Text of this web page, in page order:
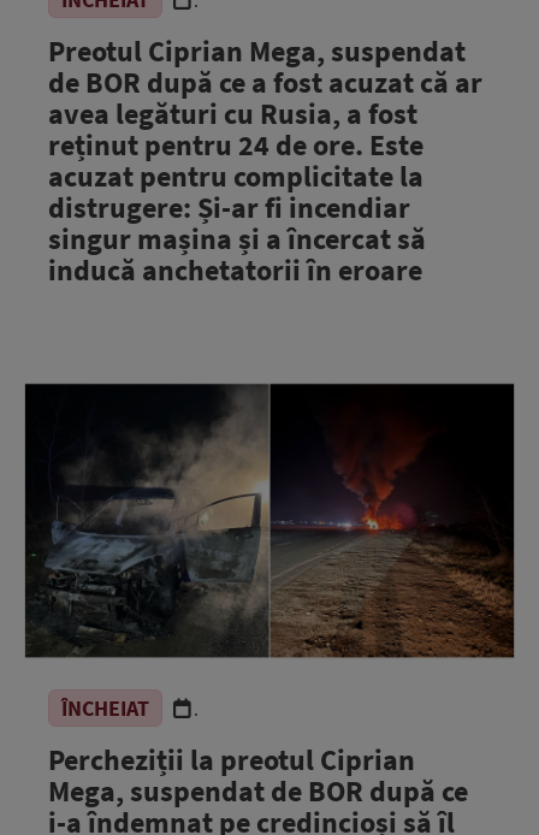
Preotul Ciprian Mega, suspendat
de BOR după ce a fost acuzat că ar
avea legături cu Rusia, a fost
reținut pentru 24 de ore. Este
acuzat pentru complicitate la
distrugere: Și-ar fi incendiar
singur mașina și a încercat să
inducă anchetatorii în eroare
ÎNCHEIAT .
Percheziții la preotul Ciprian
Mega, suspendat de BOR după ce
i-a îndemnat pe credincioși să îl